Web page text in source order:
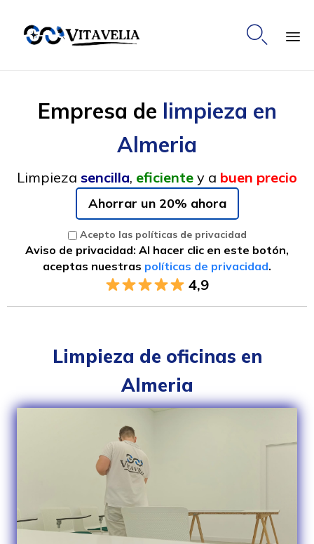

Empresa de limpieza en
Almeria
Limpieza sencilla, eficiente y a buen precio
Ahorrar un 20% ahora
Acepto las políticas de privacidad
Aviso de privacidad: Al hacer clic en este botón,
aceptas nuestras políticas de privacidad.
4,9
Limpieza de oficinas en
Almeria